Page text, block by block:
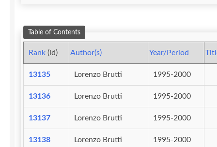
Table of Contents
Rank(id) Author(s) Year/Period
13135 Lorenzo Brutti 1995-2000
13136 Lorenzo Brutti 1995-2000
13137 Lorenzo Brutti 1995-2000
13138 Lorenzo Brutti 1995-2000